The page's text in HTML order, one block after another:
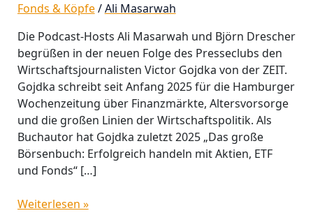
Fonds & Köpfe/Ali Masarwah
Die Podcast-Hosts Ali Masarwah und Björn Drescher
begrüßen in der neuen Folge des Presseclubs den
Wirtschaftsjournalisten Victor Gojdka von der ZEIT.
Gojdka schreibt seit Anfang 2025 für die Hamburger
Wochenzeitung über Finanzmärkte, Altersvorsorge
und die großen Linien der Wirtschaftspolitik. Als
Buchautor hat Gojdka zuletzt 2025 „Das große
Börsenbuch: Erfolgreich handeln mit Aktien, ETF
und Fonds“ […]
Weiterlesen »